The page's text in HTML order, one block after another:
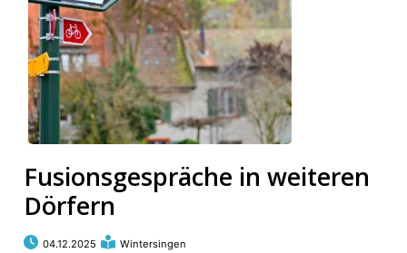
Fusionsgespräche in weiteren
Dörfern
04.12.2025 Wintersingen